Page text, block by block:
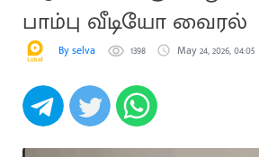
பாம்பு வீடியோ வைரல்
By selva 1398 May 24, 2026, 04:05